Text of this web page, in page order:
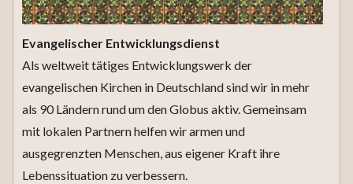
Evangelischer Entwicklungsdienst
Als weltweit tätiges Entwicklungswerk der
evangelischen Kirchen in Deutschland sind wir in mehr
als 90 Ländern rund um den Globus aktiv. Gemeinsam
mit lokalen Partnern helfen wir armen und
ausgegrenzten Menschen, aus eigener Kraft ihre
Lebenssituation zu verbessern.